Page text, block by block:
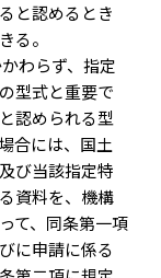
と認めるとき
る。
わらず、指定
型式と重要で
認められる型
合には、国土
び当該指定特
資料を、機構
て、同条第一項
に申請に係る